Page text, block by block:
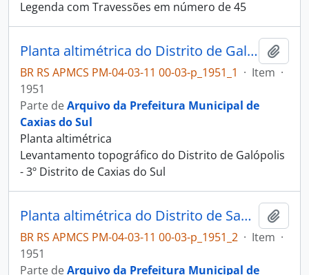
Legenda com Travessões em número de 45
Planta altimétrica do Distrito de Galópolis
BR RS APMCS PM-04-03-11 00-03-p_1951_1 · Item ·
1951
Parte deArquivo da Prefeitura Municipal de
Caxias do Sul
Planta altimétrica
Levantamento topográfico do Distrito de Galópolis
- 3º Distrito de Caxias do Sul
Planta altimétrica do Distrito de Santa Lúcia do Piaí
BR RS APMCS PM-04-03-11 00-03-p_1951_2 · Item ·
1951
Parte deArquivo da Prefeitura Municipal de